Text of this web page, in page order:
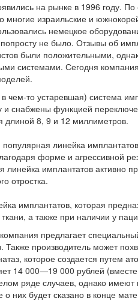
на рынке в 1996 году.
израильские и
немецкое
не было. Отзывы об
были положительными,
системами. Сегодня
чем-то устаревшая) система
снабжены функцией
длиной 8, 9 и 12 миллиметров.
линейка
форме и агрессивной
линейка имплантатов активно
отростка.
имплантатов, которая
а также при наличии у
предлагает
Также производитель может
которое создается путем
14 000—19 000 рублей
ряде случаев, однако
них будет сказано в конце